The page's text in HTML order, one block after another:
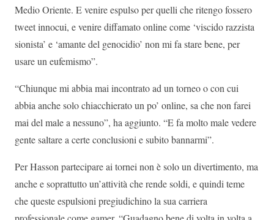
Medio Oriente. E venire espulso per quelli che ritengo fossero
tweet innocui, e venire diffamato online come ‘viscido razzista
sionista’ e ‘amante del genocidio’ non mi fa stare bene, per
usare un eufemismo”.
“Chiunque mi abbia mai incontrato ad un torneo o con cui
abbia anche solo chiacchierato un po’ online, sa che non farei
mai del male a nessuno”, ha aggiunto. “E fa molto male vedere
gente saltare a certe conclusioni e subito bannarmi”.
Per Hasson partecipare ai tornei non è solo un divertimento, ma
anche e soprattutto un’attività che rende soldi, e quindi teme
che queste espulsioni pregiudichino la sua carriera